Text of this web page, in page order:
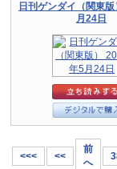
日刊ゲンダイ（関東
月24日
<<< <<
前
へ